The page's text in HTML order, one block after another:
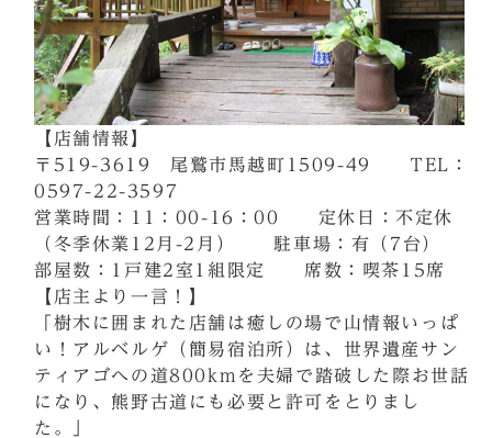
【店舗情報】
〒519-3619 尾鷲市馬越町1509-49 TEL：
0597-22-3597
営業時間：11：00-16：00 定休日：不定休
（冬季休業12月-2月） 駐車場：有（7台）
部屋数：1戸建2室1組限定 席数：喫茶15席
【店主より一言！】
「樹木に囲まれた店舗は癒しの場で山情報いっぱ
い！アルベルゲ（簡易宿泊所）は、世界遺産サン
ティアゴへの道800kmを夫婦で踏破した際お世話
になり、熊野古道にも必要と許可をとりまし
た。」